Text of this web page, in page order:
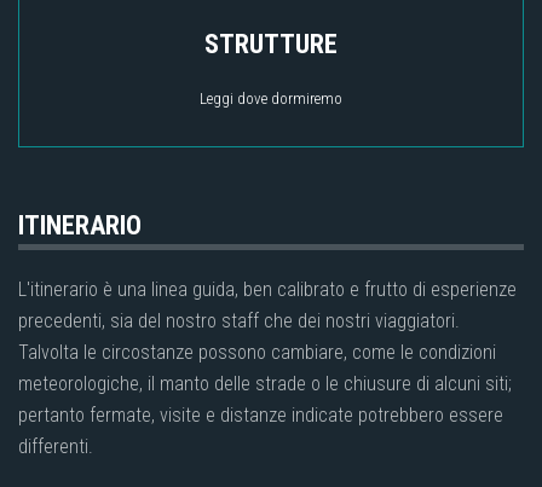
STRUTTURE
Leggi dove dormiremo
ITINERARIO
L'itinerario è una linea guida, ben calibrato e frutto di esperienze
precedenti, sia del nostro staff che dei nostri viaggiatori.
Talvolta le circostanze possono cambiare, come le condizioni
meteorologiche, il manto delle strade o le chiusure di alcuni siti;
pertanto fermate, visite e distanze indicate potrebbero essere
differenti.